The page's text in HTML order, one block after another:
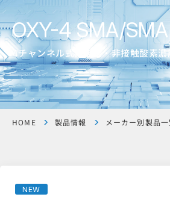
OXY-4 SMA/
4チャンネル式非破壊・非接触酸素濃
HOME 製品情報 メーカー別製品
NEW